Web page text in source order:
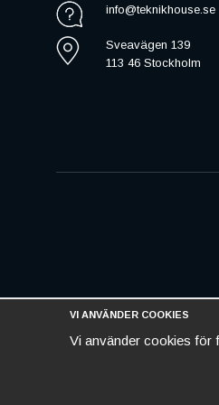
info@teknikhouse.se
Sveavägen 139
113 46 Stockholm
VI ANVÄNDER COOKIES
Vi använder cookies för